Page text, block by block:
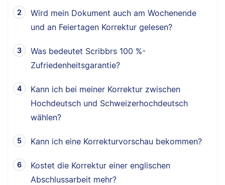
Wird mein Dokument auch am Wochenende
und an Feiertagen Korrektur gelesen?
Was bedeutet Scribbrs 100 %-
Zufriedenheitsgarantie?
Kann ich bei meiner Korrektur zwischen
Hochdeutsch und Schweizerhochdeutsch
wählen?
Kann ich eine Korrekturvorschau bekommen?
Kostet die Korrektur einer englischen
Abschlussarbeit mehr?